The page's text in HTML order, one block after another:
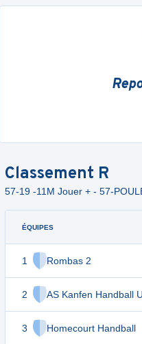
Classement R
57-19 -11M Jouer + - 57-
ÉQUIPES
1 Rombas 2
2 AS Kanfen Handball
3 Homecourt Handball